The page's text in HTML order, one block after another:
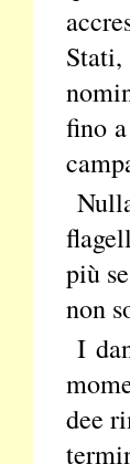
fino
più
non
I
dee